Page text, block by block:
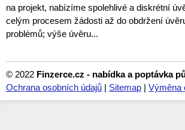
na projekt, nabízíme spolehlivé a diskrétní
celým procesem žádosti až do obdržení
problémů; výše úvěru...
© 2022 Finzerce.cz - nabídka a poptávka
Ochrana osobních údajů | Sitemap | Výměna